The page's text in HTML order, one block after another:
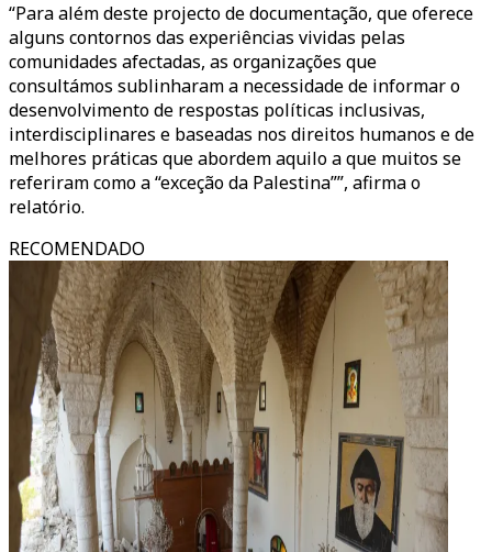
“Para além deste projecto de documentação, que oferece
alguns contornos das experiências vividas pelas
comunidades afectadas, as organizações que
consultámos sublinharam a necessidade de informar o
desenvolvimento de respostas políticas inclusivas,
interdisciplinares e baseadas nos direitos humanos e de
melhores práticas que abordem aquilo a que muitos se
referiram como a “exceção da Palestina””, afirma o
relatório.
RECOMENDADO